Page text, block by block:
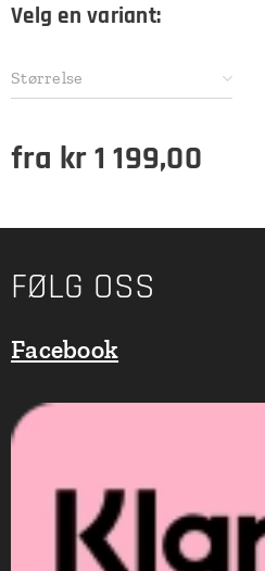
Velg en variant:
Størrelse
fra kr1 199,00
FØLG OSS
Facebook